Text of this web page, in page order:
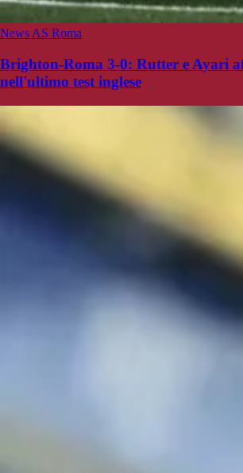
News AS Roma
Brighton-Roma 3-0: Rutter e Ayari
nell'ultimo test inglese